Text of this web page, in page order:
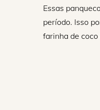
Essas
período. Isso
farinha de